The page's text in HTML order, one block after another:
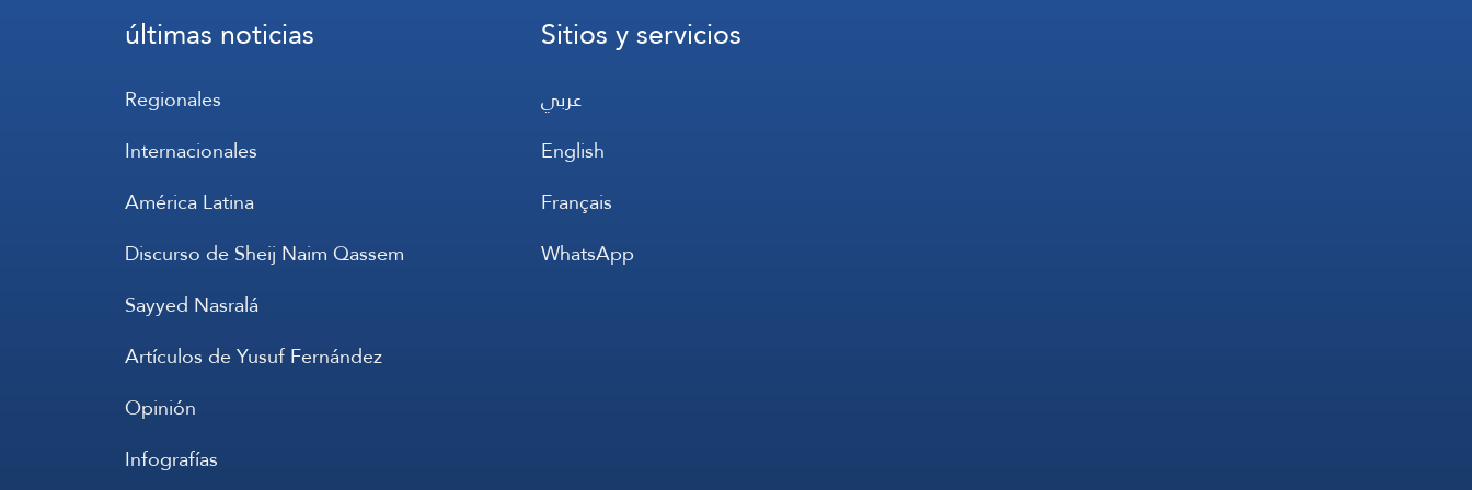
últimas noticias
Regionales
Internacionales
América Latina
Discurso de Sheij Naim Qassem
Sayyed Nasralá
Artículos de Yusuf Fernández
Opinión
Infografías
Sitios y servicios
عربي
English
Français
WhatsApp